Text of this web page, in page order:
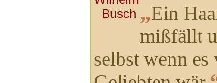
„Ein
mißfällt
selbst wenn